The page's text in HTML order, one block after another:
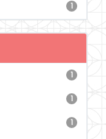
1
1
1
1